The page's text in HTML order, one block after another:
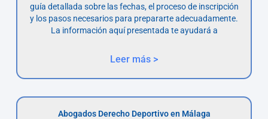
guía detallada sobre las fechas, el proceso de inscripción
y los pasos necesarios para prepararte adecuadamente.
La información aquí presentada te ayudará a
Leer más >
Abogados Derecho Deportivo en Málaga